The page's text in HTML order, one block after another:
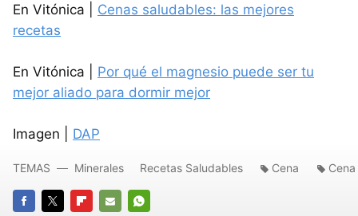
En Vitónica | Cenas saludables: las mejores
recetas
En Vitónica | Por qué el magnesio puede ser tu
mejor aliado para dormir mejor
Imagen | DAP
TEMAS Minerales Recetas Saludables Cena